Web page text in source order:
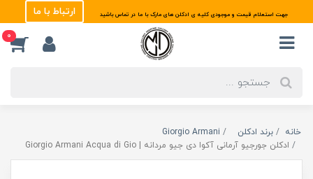
جهت استعلام قیمت و موجودی کلیه ی ادکلن های مارک با ما در تماس باشید ارتباط با ما
0
خانه برند ادکلن
Giorgio Armani
ادکلن جورجیو آرمانی آکوا دی جیو مردانه | Giorgio Armani Acqua di Gio